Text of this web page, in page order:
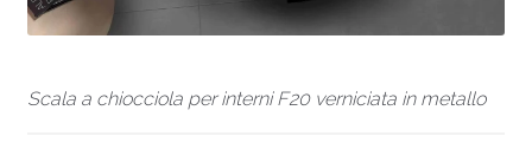
Scala a chiocciola per interni F20 verniciata in metallo